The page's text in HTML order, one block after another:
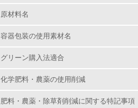
原材料名
容器包装の使用素材名
グリーン購入法適合
化学肥料・農薬の使用削減
肥料・農薬・除草剤削減に関する特記事項